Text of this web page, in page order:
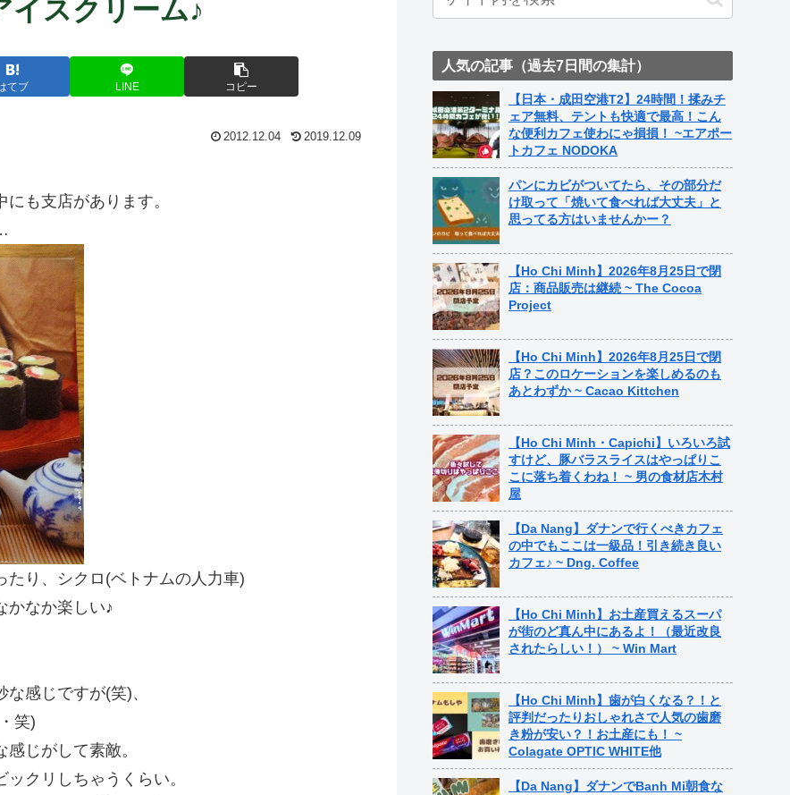
スクリーム♪
てブ LINE コピー
2012.12.04 2019.12.09
も支店があります。
り、シクロ(ベトナムの人力車)
かなか楽しい♪
感じですが(笑)、
笑)
じがして素敵。
クリしちゃうくらい。
人気の記事（過去7日間の集計）
【日本・成田空港T2】24時間！揉みチ
ェア無料、テントも快適で最高！こん
な便利カフェ使わにゃ損損！ ~エアポー
トカフェ NODOKA
パンにカビがついてたら、その部分だ
け取って「焼いて食べれば大丈夫」と
思ってる方はいませんかー？
【Ho Chi Minh】2026年8月25日で閉
店：商品販売は継続 ~ The Cocoa
Project
【Ho Chi Minh】2026年8月25日で閉
店？このロケーションを楽しめるのも
あとわずか ~ Cacao Kittchen
【Ho Chi Minh・Capichi】いろいろ試
すけど、豚バラスライスはやっぱりこ
こに落ち着くわね！ ~ 男の食材店木村
屋
【Da Nang】ダナンで行くべきカフェ
の中でもここは一級品！引き続き良い
カフェ♪ ~ Dng. Coffee
【Ho Chi Minh】お土産買えるスーパ
が街のど真ん中にあるよ！（最近改良
されたらしい！） ~ Win Mart
【Ho Chi Minh】歯が白くなる？！と
評判だったりおしゃれさで人気の歯磨
き粉が安い？！お土産にも！ ~
Colagate OPTIC WHITE他
【Da Nang】ダナンでBanh Mi朝食な